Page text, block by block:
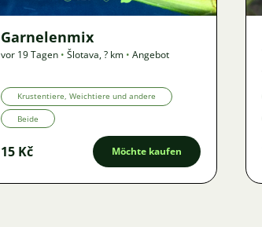
Garnelenmix
vor 19 Tagen • Šlotava,? km • Angebot
Krustentiere, Weichtiere und andere
Beide
15 Kč Möchte kaufen